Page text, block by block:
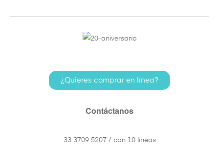
¿Quieres comprar en línea?
Contáctanos
33 3709 5207 / con 10 líneas